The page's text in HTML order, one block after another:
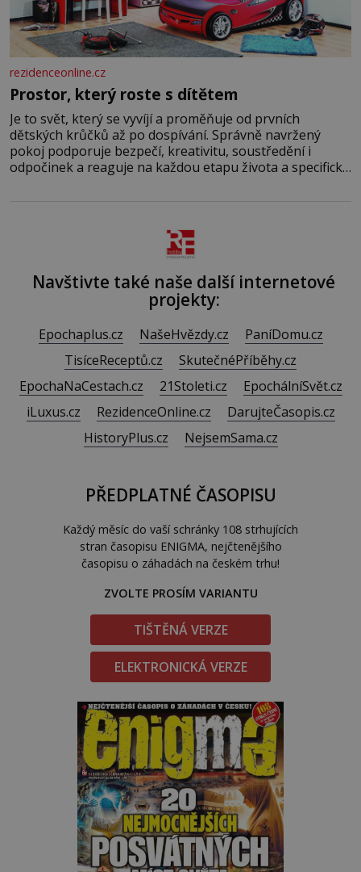
rezidenceonline.cz
Prostor, který roste s dítětem
Je to svět, který se vyvíjí a proměňuje od prvních
dětských krůčků až po dospívání. Správně navržený
pokoj podporuje bezpečí, kreativitu, soustředění i
odpočinek a reaguje na každou etapu života a specifické
Navštivte také naše další internetové
projekty:
Epochaplus.cz NašeHvězdy.cz
PaníDomu.cz
TisíceReceptů.cz
SkutečnéPříběhy.cz
EpochaNaCestach.cz
21Stoleti.cz
EpochálníSvět.cz
iLuxus.cz
RezidenceOnline.cz
DarujteČasopis.cz
HistoryPlus.cz
NejsemSama.cz
PŘEDPLATNÉ ČASOPISU
Každý měsíc do vaší schránky 108 strhujících
stran časopisu ENIGMA, nejčtenějšího
časopisu o záhadách na českém trhu!
ZVOLTE PROSÍM VARIANTU
TIŠTĚNÁ VERZE
ELEKTRONICKÁ VERZE